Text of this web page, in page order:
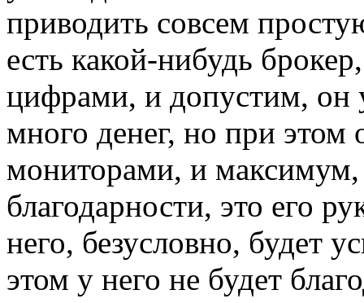
приводить совсем
есть какой-нибудь
цифрами, и допустим, он
много денег, но при этом
мониторами, и максимум,
благодарности, это его
него, безусловно, будет
этом у него не будет